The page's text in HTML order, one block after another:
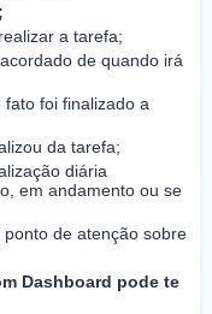
;
a tarefa;
de quando irá
foi finalizado a
da tarefa;
diária
em andamento ou se
de atenção sobre
Dashboard pode te